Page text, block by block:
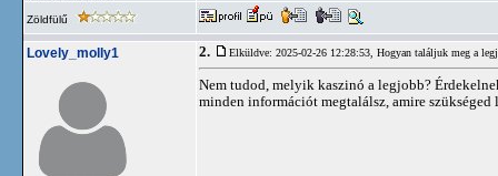
Zöldfülű
Lovely_molly1 2. Elküldve: 2025-02-26 12:28:53, Hogyan találjuk meg a
Nem tudod, melyik kaszinó a legjobb?
minden információt megtalálsz, amire